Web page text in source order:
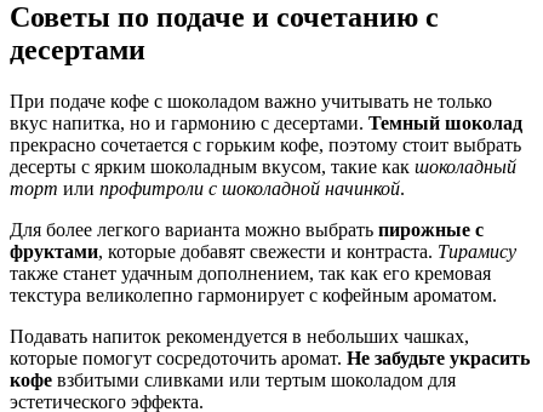
Советы по подаче и сочетанию с
десертами
При подаче кофе с шоколадом важно учитывать не только
вкус напитка, но и гармонию с десертами. Темный шоколад
прекрасно сочетается с горьким кофе, поэтому стоит выбрать
десерты с ярким шоколадным вкусом, такие как шоколадный
торт или профитроли с шоколадной начинкой.
Для более легкого варианта можно выбрать пирожные с
фруктами, которые добавят свежести и контраста. Тирамису
также станет удачным дополнением, так как его кремовая
текстура великолепно гармонирует с кофейным ароматом.
Подавать напиток рекомендуется в небольших чашках,
которые помогут сосредоточить аромат. Не забудьте украсить
кофе взбитыми сливками или тертым шоколадом для
эстетического эффекта.